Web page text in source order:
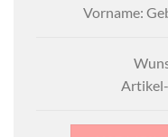
Vorname: